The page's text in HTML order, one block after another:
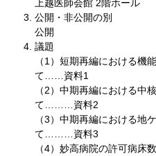
上越医師会館 2階ホール
公開・非公開の別
公開
議題
（1）短期再編における機
て……資料1
（2）中期再編における中
て………資料2
（3）中期再編における地
て………資料3
（4）妙高病院の許可病床